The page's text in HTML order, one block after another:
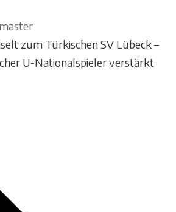
zum Türkischen SV Lübeck –
U-Nationalspieler verstärkt